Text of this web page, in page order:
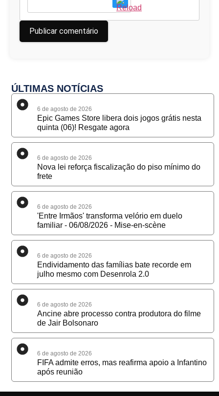
ÚLTIMAS NOTÍCIAS
6 de agosto de 2026
Epic Games Store libera dois jogos grátis nesta
quinta (06)! Resgate agora
6 de agosto de 2026
Nova lei reforça fiscalização do piso mínimo do
frete
6 de agosto de 2026
'Entre Irmãos' transforma velório em duelo
familiar - 06/08/2026 - Mise-en-scène
6 de agosto de 2026
Endividamento das famílias bate recorde em
julho mesmo com Desenrola 2.0
6 de agosto de 2026
Ancine abre processo contra produtora do filme
de Jair Bolsonaro
6 de agosto de 2026
FIFA admite erros, mas reafirma apoio a Infantino
após reunião